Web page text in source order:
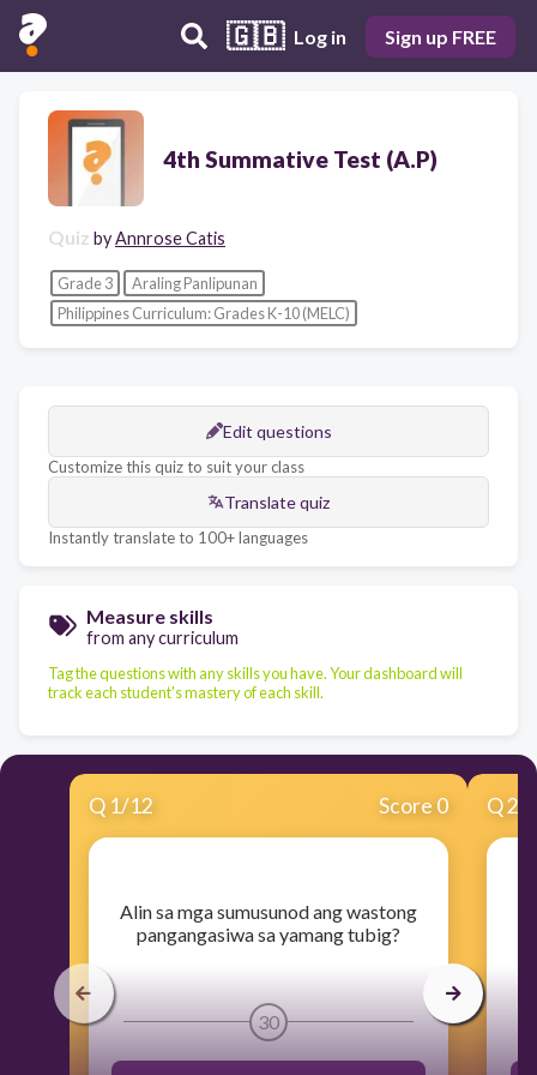
🇬🇧 Log in Sign up FREE
4th Summative Test (A.P)
Quiz byAnnrose Catis
Grade 3
Araling Panlipunan
Philippines Curriculum: Grades K-10 (MELC)
Edit questions
Customize this quiz to suit your class
Translate quiz
Instantly translate to 100+ languages
Measure skills
from any curriculum
Tag the questions with any skills you have. Your dashboard will
track each student's mastery of each skill.
Q 1/12 Score 0
​Alin sa mga sumusunod ang wastong
pangangasiwa sa yamang tubig?
30
Q2